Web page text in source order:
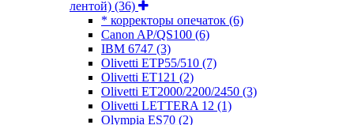
лентой) (36)
* корректоры опечаток (6)
Canon AP/QS100 (6)
IBM 6747 (3)
Olivetti ETP55/510 (7)
Olivetti ET121 (2)
Olivetti ET2000/2200/2450 (3)
Olivetti LETTERA 12 (1)
Olympia ES70 (2)